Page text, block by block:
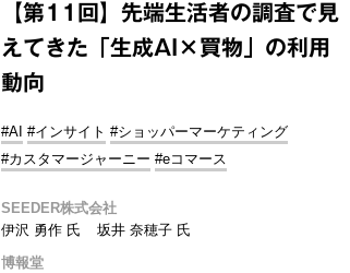
【第11回】先端生活者の調査で見
えてきた「生成AI×買物」の利用
動向
#AI #インサイト #ショッパーマーケティング
#カスタマージャーニー #eコマース
SEEDER株式会社
伊沢 勇作 氏
坂井 奈穂子 氏
博報堂